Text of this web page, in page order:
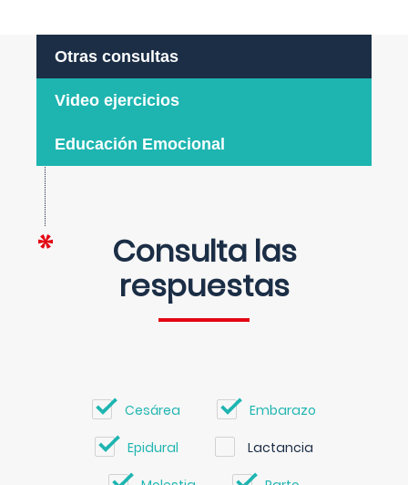
Otras consultas
Video ejercicios
Educación Emocional
Consulta las
respuestas
Cesárea Embarazo
Epidural Lactancia